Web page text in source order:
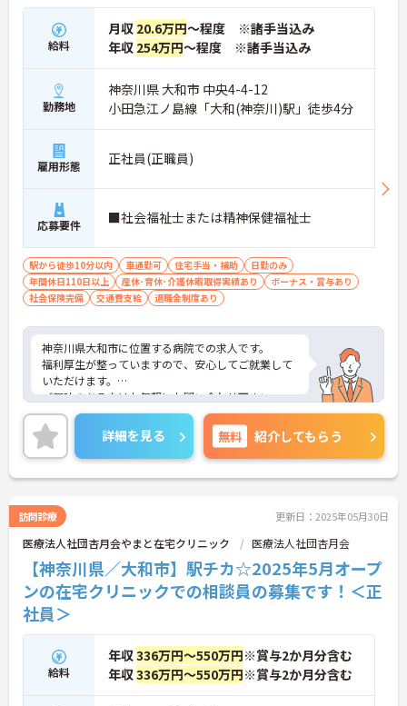
給料
月収 20.6万円～程度 ※諸手当込み
年収 254万円～程度 ※諸手当込み
勤務地
神奈川県 大和市 中央4-4-12
小田急江ノ島線「大和(神奈川)駅」徒歩4分
雇用形態 正社員(正職員)
応募要件 ■社会福祉士または精神保健福祉士
駅から徒歩10分以内 車通勤可 住宅手当・補助
日勤のみ
年間休日110日以上
産休･育休･介護休暇取得実績あり
ボーナス・賞与あり
社会保険完備
交通費支給 退職金制度あり
神奈川県大和市に位置する病院での求人です。
福利厚生が整っていますので、安心してご就業して
いただけます。
ご興味のある方はお気軽にお問い合わせ下さい。
詳細を見る 無料 紹介してもらう
訪問診療 更新日：2025年05月30日
医療法人社団杏月会やまと在宅クリニック 医療法人社団杏月会
【神奈川県／大和市】駅チカ☆2025年5月オープ
ンの在宅クリニックでの相談員の募集です！＜正
社員＞
給料
年収336万円～550万円※賞与2か月分含む
年収336万円～550万円※賞与2か月分含む